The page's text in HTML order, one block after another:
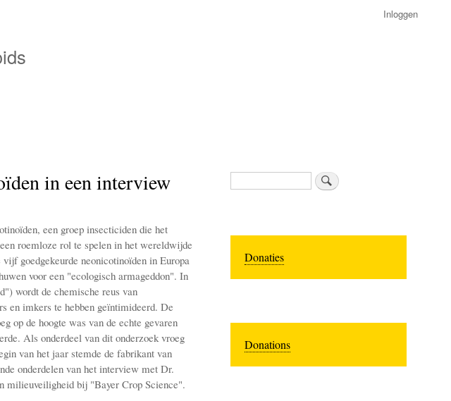
Inloggen
in een interview
een groep insecticiden die het
roemloze rol te spelen in het wereldwijde
goedgekeurde neonicotinoïden in Europa
voor een "ecologisch armageddon". In
wordt de chemische reus van
en imkers te hebben geïntimideerd. De
op de hoogte was van de echte gevaren
Als onderdeel van dit onderzoek vroeg
van het jaar stemde de fabrikant van
onderdelen van het interview met Dr.
milieuveiligheid bij "Bayer Crop Science".
Zoeken
Donaties
Donations